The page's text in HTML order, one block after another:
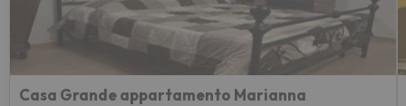
Casa Grande appartamento Marianna